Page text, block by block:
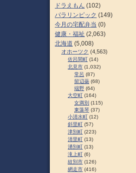
ドラえもん (102)
パラリンピック (149)
今月の宅配弁当 (0)
健康・福祉 (2,063)
北海道 (5,008)
オホーツク (4,563)
佐呂間町 (14)
北見市 (1,032)
常呂 (87)
留辺蘂 (68)
端野 (64)
大空町 (164)
女満別 (115)
東藻琴 (37)
小清水町 (12)
斜里町 (57)
津別町 (223)
清里町 (13)
湧別町 (13)
滝上町 (6)
紋別市 (126)
網走市 (416)